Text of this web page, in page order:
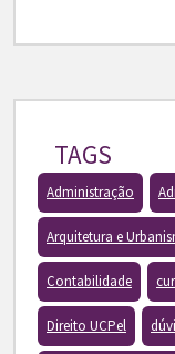
TAGS
Administração
Arquitetura e
Contabilidade
Direito UCPel